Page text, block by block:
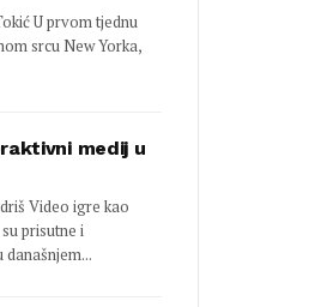
U prvom tjednu
srcu New Yorka,
medij u
Video igre kao
prisutne i
današnjem...